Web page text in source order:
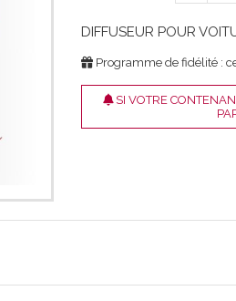
DIFFUSEUR POUR
Programme de fidélité :
SI VOTRE